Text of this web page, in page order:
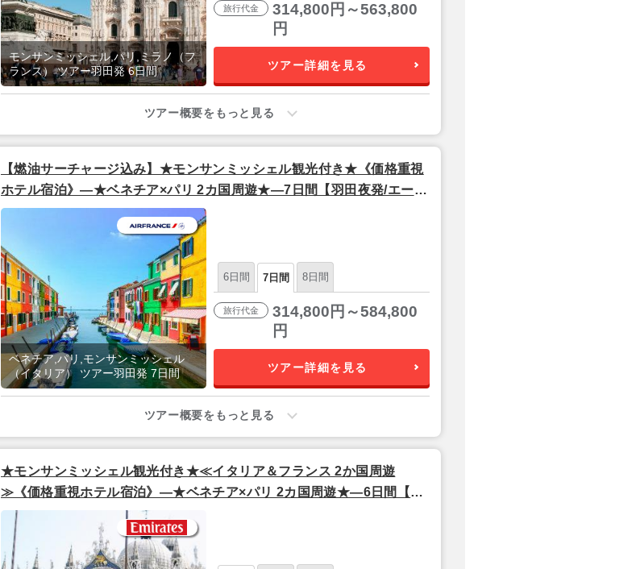
モンサンミッシェル,パリ,ミラノ（フ
ランス） ツアー羽田発 6日間
旅行代金
314,800円～563,800
円
ツアー詳細を見る
ツアー概要をもっと見る
【燃油サーチャージ込み】★モンサンミッシェル観光付き★《価格重視
ホテル宿泊》―★ベネチア×パリ 2カ国周遊★―7日間【羽田夜発/エール
フランス利用】
ベネチア,パリ,モンサンミッシェル
（イタリア） ツアー羽田発 7日間
6日間 7日間 8日間
旅行代金
314,800円～584,800
円
ツアー詳細を見る
ツアー概要をもっと見る
★モンサンミッシェル観光付き★≪イタリア＆フランス 2か国周遊
≫《価格重視ホテル宿泊》―★ベネチア×パリ 2カ国周遊★―6日間【成
田夜発/エミレーツ航空利用】